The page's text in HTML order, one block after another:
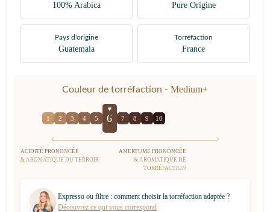
100% Arabica Pure Origine
Pays d'origine
Guatemala
Torréfaction
France
Couleur de torréfaction - Medium+
1 2 3 4 5 6 7 8 9 10
ACIDITÉ PRONONCÉE
& AROMATIQUE DU TERROIR
AMERTUME PRONONCÉE
& AROMATIQUE DE
TORRÉFACTION
Expresso ou filtre : comment choisir la torréfaction adaptée ?
Découvrez ce qui vous correspond